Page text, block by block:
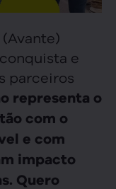
e
parceiros
representa o
com o
e com
impacto
Quero